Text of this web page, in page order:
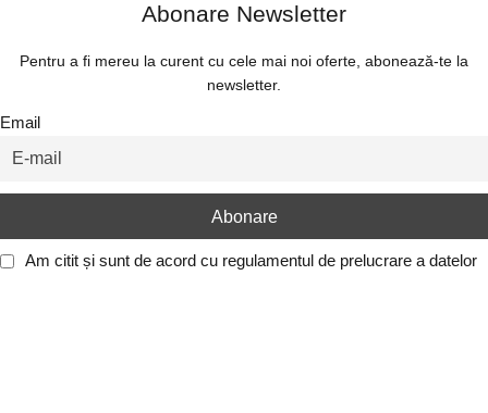
Abonare Newsletter
Pentru a fi mereu la curent cu cele mai noi oferte, abonează-te la
newsletter.
Email
Am citit și sunt de acord cu regulamentul de prelucrare a datelor